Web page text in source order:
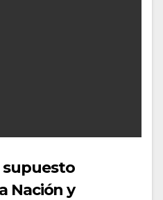
supuesto
Nación y